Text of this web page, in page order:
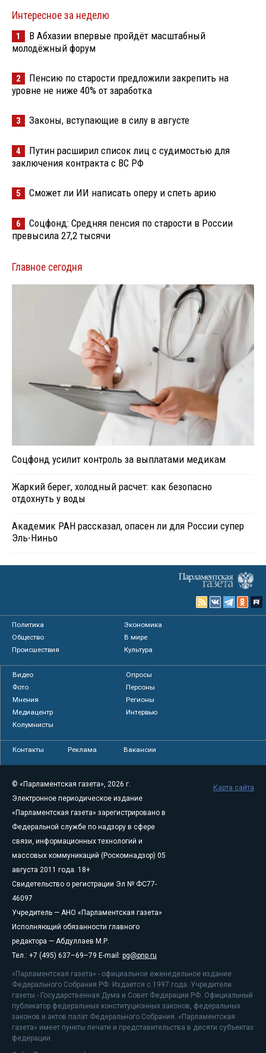
Интересное за неделю
1
В Абхазии впервые пройдёт масштабный
молодёжный форум
2
Пенсию по старости предложили закрепить на
уровне не ниже 40% от заработка
3 Законы, вступающие в силу в августе
4
Путин расширил список лиц с судимостью для
заключения контракта с ВС РФ
5 Сможет ли ИИ написать оперу и спеть арию
6
Соцфонд: Средняя пенсия по старости в России
превысила 27,2 тысячи
Главное сегодня
Соцфонд усилит контроль за выплатами медикам
Жаркий берег, холодный расчет: как безопасно
отдохнуть у воды
Академик РАН рассказал, опасен ли для России супер
Эль-Ниньо
Политика
Экономика
Общество
В мире
Происшествия
Культура
Видео
Опросы
Фото
Персоны
Мнения
Регионы
Медиацентр
Интервью
Колумнисты
Контакты Реклама Вакансии
© «Парламентская газета», 2026 г.
Электронное периодическое издание
«Парламентская газета» зарегистрировано в
Федеральной службе по надзору в сфере
связи, информационных технологий и
массовых коммуникаций (Роскомнадзор) 05
августа 2011 года. 18+
Свидетельство о регистрации Эл № ФС77-
46097
Учредитель — АНО «Парламентская газета»
Исполняющий обязанности главного
редактора — Абдуллаев М.Р.
Тел.: +7 (495) 637–69–79 E-mail: pg@pnp.ru
«Парламентская газета» - официальное еженедельное издание
Федерального Собрания РФ. Издается с 1997 года. Учредители
газеты - Государственная Дума и Совет Федерации РФ. Официальный
публикатор федеральных конституционных законов, федеральных
законов и актов палат Федерального Собрания. «Парламентская
газета» имеет пункты печати и представительства в десяти субъектах
федерации.
Карта сайта